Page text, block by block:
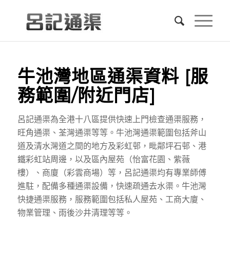
牛池灣地區通渠資料 [服
務範圍/附近門店]
呂記通渠為全港十八區提供快速上門檢查通渠服務，
旺角通渠、荃灣通渠等等。牛池灣通渠範圍包括斧山
道及清水灣道之間的地方及彩虹邨，毗鄰坪石邨、港
鐵彩虹站周邊，以及區內屋苑（怡富花園、紫薇
樓）、商廈（彩雲商場）等，呂記通渠均有專業師傅
進駐，配備多種通渠設備，快速疏通去水渠。牛池灣
快捷通渠服務，服務範圍包括私人屋苑、工商大廈、
物業管理、雨後沙井清理等等。